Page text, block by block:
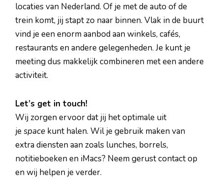
locaties van Nederland. Of je met de auto of de
trein komt, jij stapt zo naar binnen. Vlak in de buurt
vind je een enorm aanbod aan winkels, cafés,
restaurants en andere gelegenheden. Je kunt je
meeting dus makkelijk combineren met een andere
activiteit.
Let’s get in touch!
Wij zorgen ervoor dat jij het optimale uit
jespace kunt halen. Wil je gebruik maken van
extra diensten aan zoals lunches, borrels,
notitieboeken en iMacs? Neem gerust contact op
en wij helpen je verder.